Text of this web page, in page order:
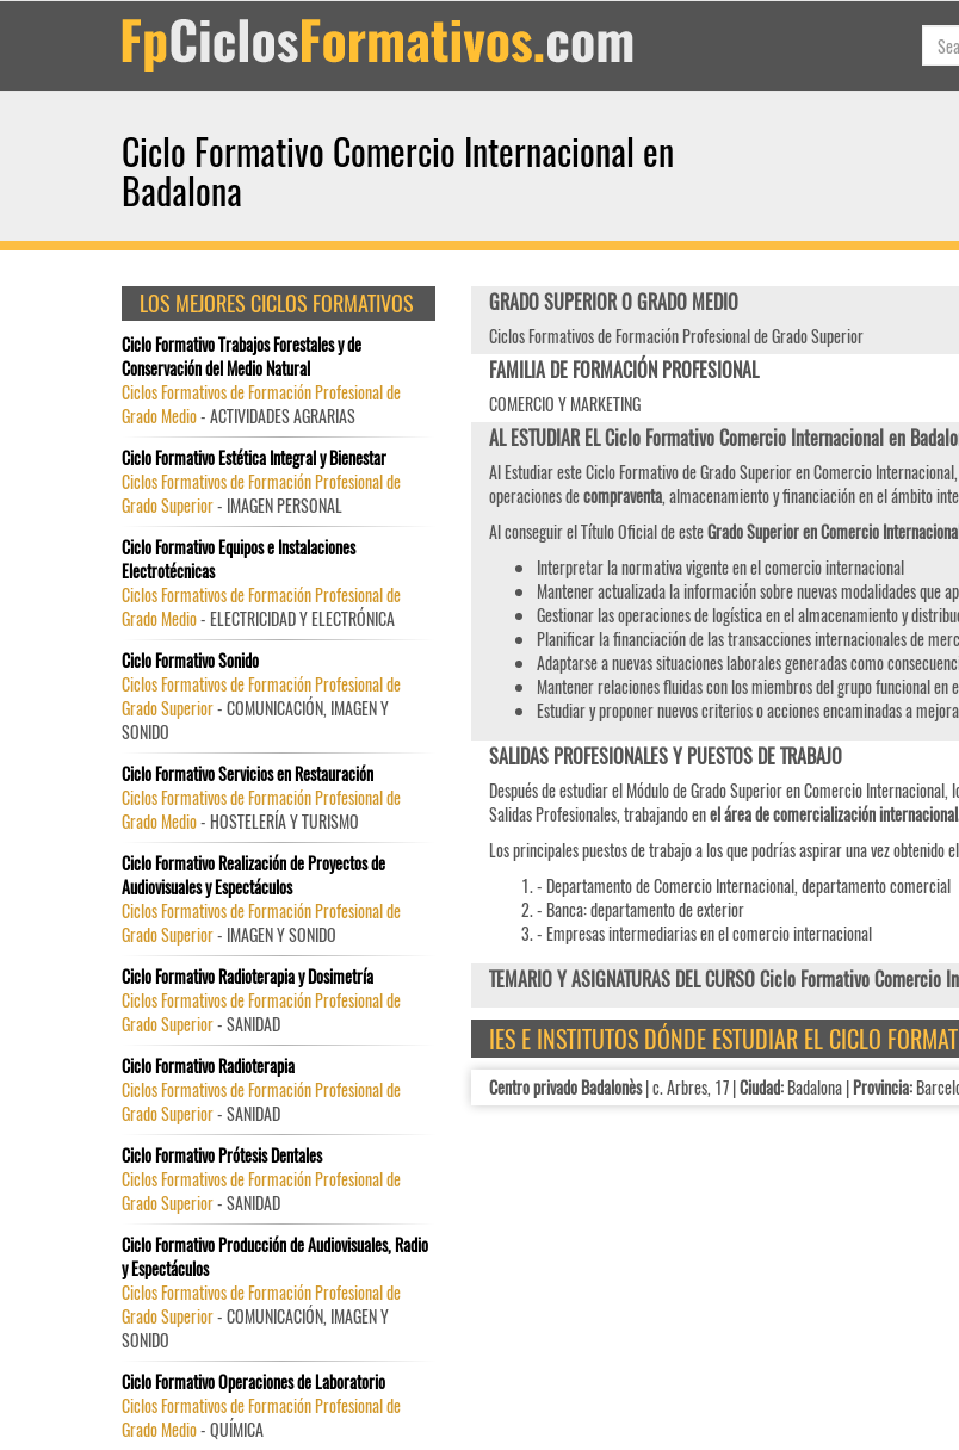
Ciclo Formativo Comercio Internacional en
Badalona
GRADO SUPERIOR O GRADO MEDIO
Ciclos Formativos de Formación Profesional de Grado Superior
FAMILIA DE FORMACIÓN PROFESIONAL
COMERCIO Y MARKETING
AL ESTUDIAR EL Ciclo Formativo Comercio Internacional en
Al Estudiar este Ciclo Formativo de Grado Superior en Comercio
operaciones decompraventa, almacenamiento y financiación en el ámbito
Al conseguir el Título Oficial de esteGrado Superior en Comercio
Interpretar la normativa vigente en el comercio internacional
Mantener actualizada la información sobre nuevas modalidades que
Gestionar las operaciones de logística en el almacenamiento y
Planificar la financiación de las transacciones internacionales de
Adaptarse a nuevas situaciones laborales generadas como
Mantener relaciones fluidas con los miembros del grupo funcional en
Estudiar y proponer nuevos criterios o acciones encaminadas a
SALIDAS PROFESIONALES Y PUESTOS DE TRABAJO
Después de estudiar el Módulo de Grado Superior en Comercio
Salidas Profesionales, trabajando enel área de comercialización
Los principales puestos de trabajo a los que podrías aspirar una vez obtenido
- Departamento de Comercio Internacional, departamento comercial
- Banca: departamento de exterior
- Empresas intermediarias en el comercio internacional
TEMARIO Y ASIGNATURAS DEL CURSO Ciclo Formativo Comercio
IES E INSTITUTOS DÓNDE ESTUDIAR EL CICLO
Centro privado Badalonès| c. Arbres, 17 |Ciudad:Badalona |Provincia:
LOS MEJORES CICLOS FORMATIVOS
Ciclo Formativo Trabajos Forestales y de
Conservación del Medio Natural
Ciclos Formativos de Formación Profesional de
Grado Medio- ACTIVIDADES AGRARIAS
Ciclo Formativo Estética Integral y Bienestar
Ciclos Formativos de Formación Profesional de
Grado Superior- IMAGEN PERSONAL
Ciclo Formativo Equipos e Instalaciones
Electrotécnicas
Ciclos Formativos de Formación Profesional de
Grado Medio- ELECTRICIDAD Y ELECTRÓNICA
Ciclo Formativo Sonido
Ciclos Formativos de Formación Profesional de
Grado Superior- COMUNICACIÓN, IMAGEN Y
SONIDO
Ciclo Formativo Servicios en Restauración
Ciclos Formativos de Formación Profesional de
Grado Medio- HOSTELERÍA Y TURISMO
Ciclo Formativo Realización de Proyectos de
Audiovisuales y Espectáculos
Ciclos Formativos de Formación Profesional de
Grado Superior- IMAGEN Y SONIDO
Ciclo Formativo Radioterapia y Dosimetría
Ciclos Formativos de Formación Profesional de
Grado Superior- SANIDAD
Ciclo Formativo Radioterapia
Ciclos Formativos de Formación Profesional de
Grado Superior- SANIDAD
Ciclo Formativo Prótesis Dentales
Ciclos Formativos de Formación Profesional de
Grado Superior- SANIDAD
Ciclo Formativo Producción de Audiovisuales, Radio
y Espectáculos
Ciclos Formativos de Formación Profesional de
Grado Superior- COMUNICACIÓN, IMAGEN Y
SONIDO
Ciclo Formativo Operaciones de Laboratorio
Ciclos Formativos de Formación Profesional de
Grado Medio- QUÍMICA